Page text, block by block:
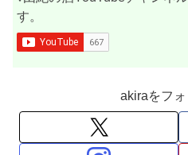
す。
akiraをフ